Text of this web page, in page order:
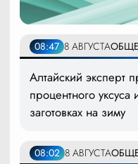
08:47 8 АВГУСТА
Алтайский эксперт
процентного
заготовках на зиму
08:02 8 АВГУСТА